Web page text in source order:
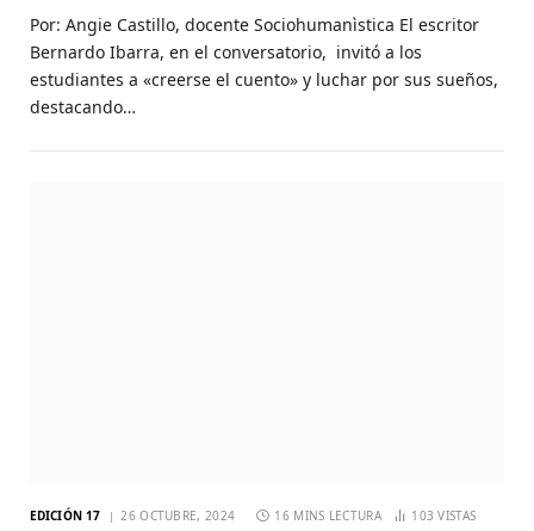
Por: Angie Castillo, docente Sociohumanìstica El escritor
Bernardo Ibarra, en el conversatorio, invitó a los
estudiantes a «creerse el cuento» y luchar por sus sueños,
destacando…
EDICIÓN 17 26 OCTUBRE, 2024 16 MINS LECTURA 103VISTAS